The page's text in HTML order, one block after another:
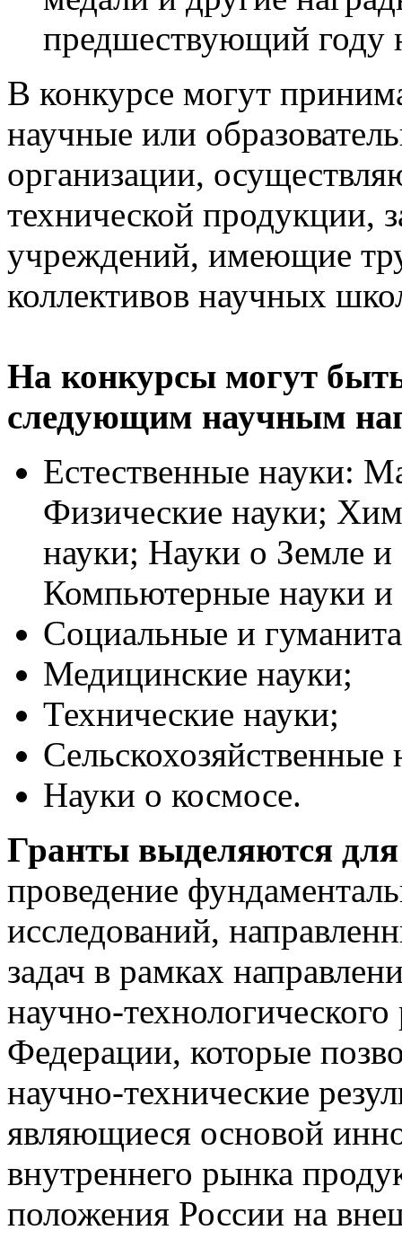
предшествующий году
В конкурсе могут
научные или
организации,
технической продукции,
учреждений, имеющие
коллективов научных
На конкурсы могут
следующим научным
Естественные науки:
Физические науки;
науки; Науки о Земле
Компьютерные науки
Социальные и
Медицинские науки;
Технические науки;
Сельскохозяйственные
Науки о космосе.
Гранты выделяются для
проведение
исследований,
задач в рамках
научно-
Федерации, которые
научно-технические
являющиеся основой
внутреннего рынка
положения России на